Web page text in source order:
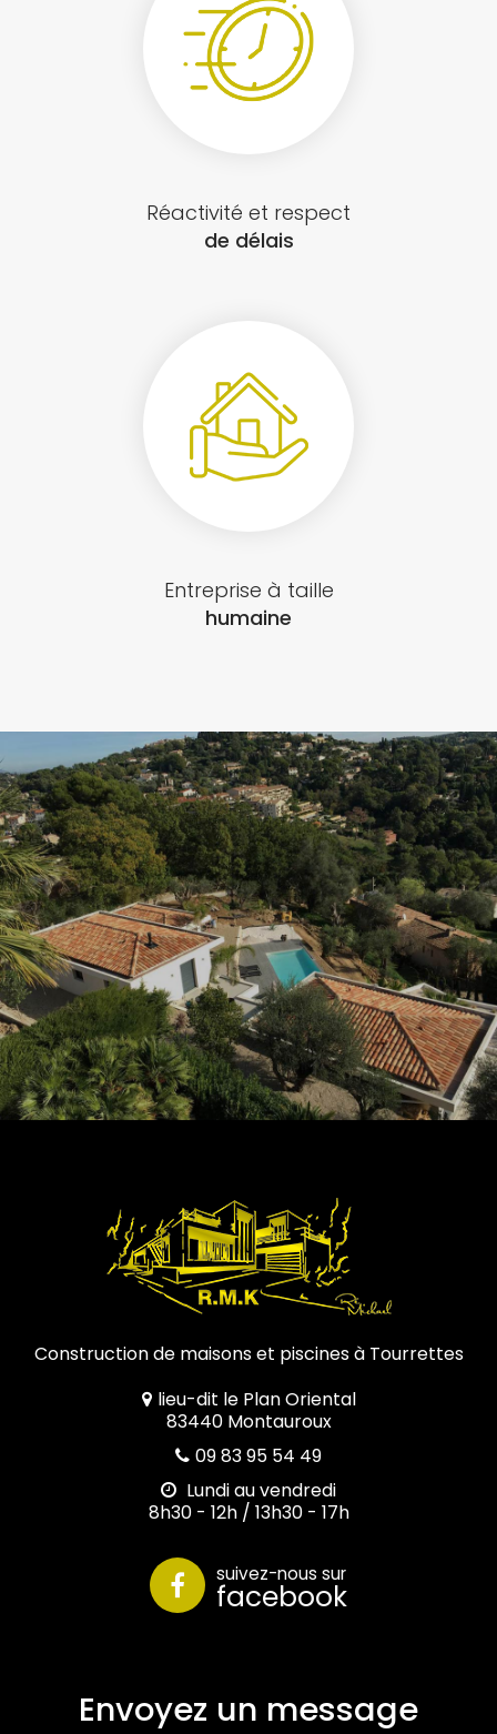
Réactivité et respect
de délais
Entreprise à taille
humaine
Construction de maisons et piscines à Tourrettes
lieu-dit le Plan Oriental
83440 Montauroux
09 83 95 54 49
Lundi au vendredi
8h30 - 12h / 13h30 - 17h
suivez-nous sur
facebook
Envoyez un message